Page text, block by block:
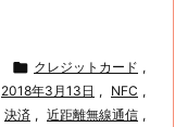
 クレジットカード ,
2018年3月13日 , NFC ,
決済 , 近距離無線通信 ,